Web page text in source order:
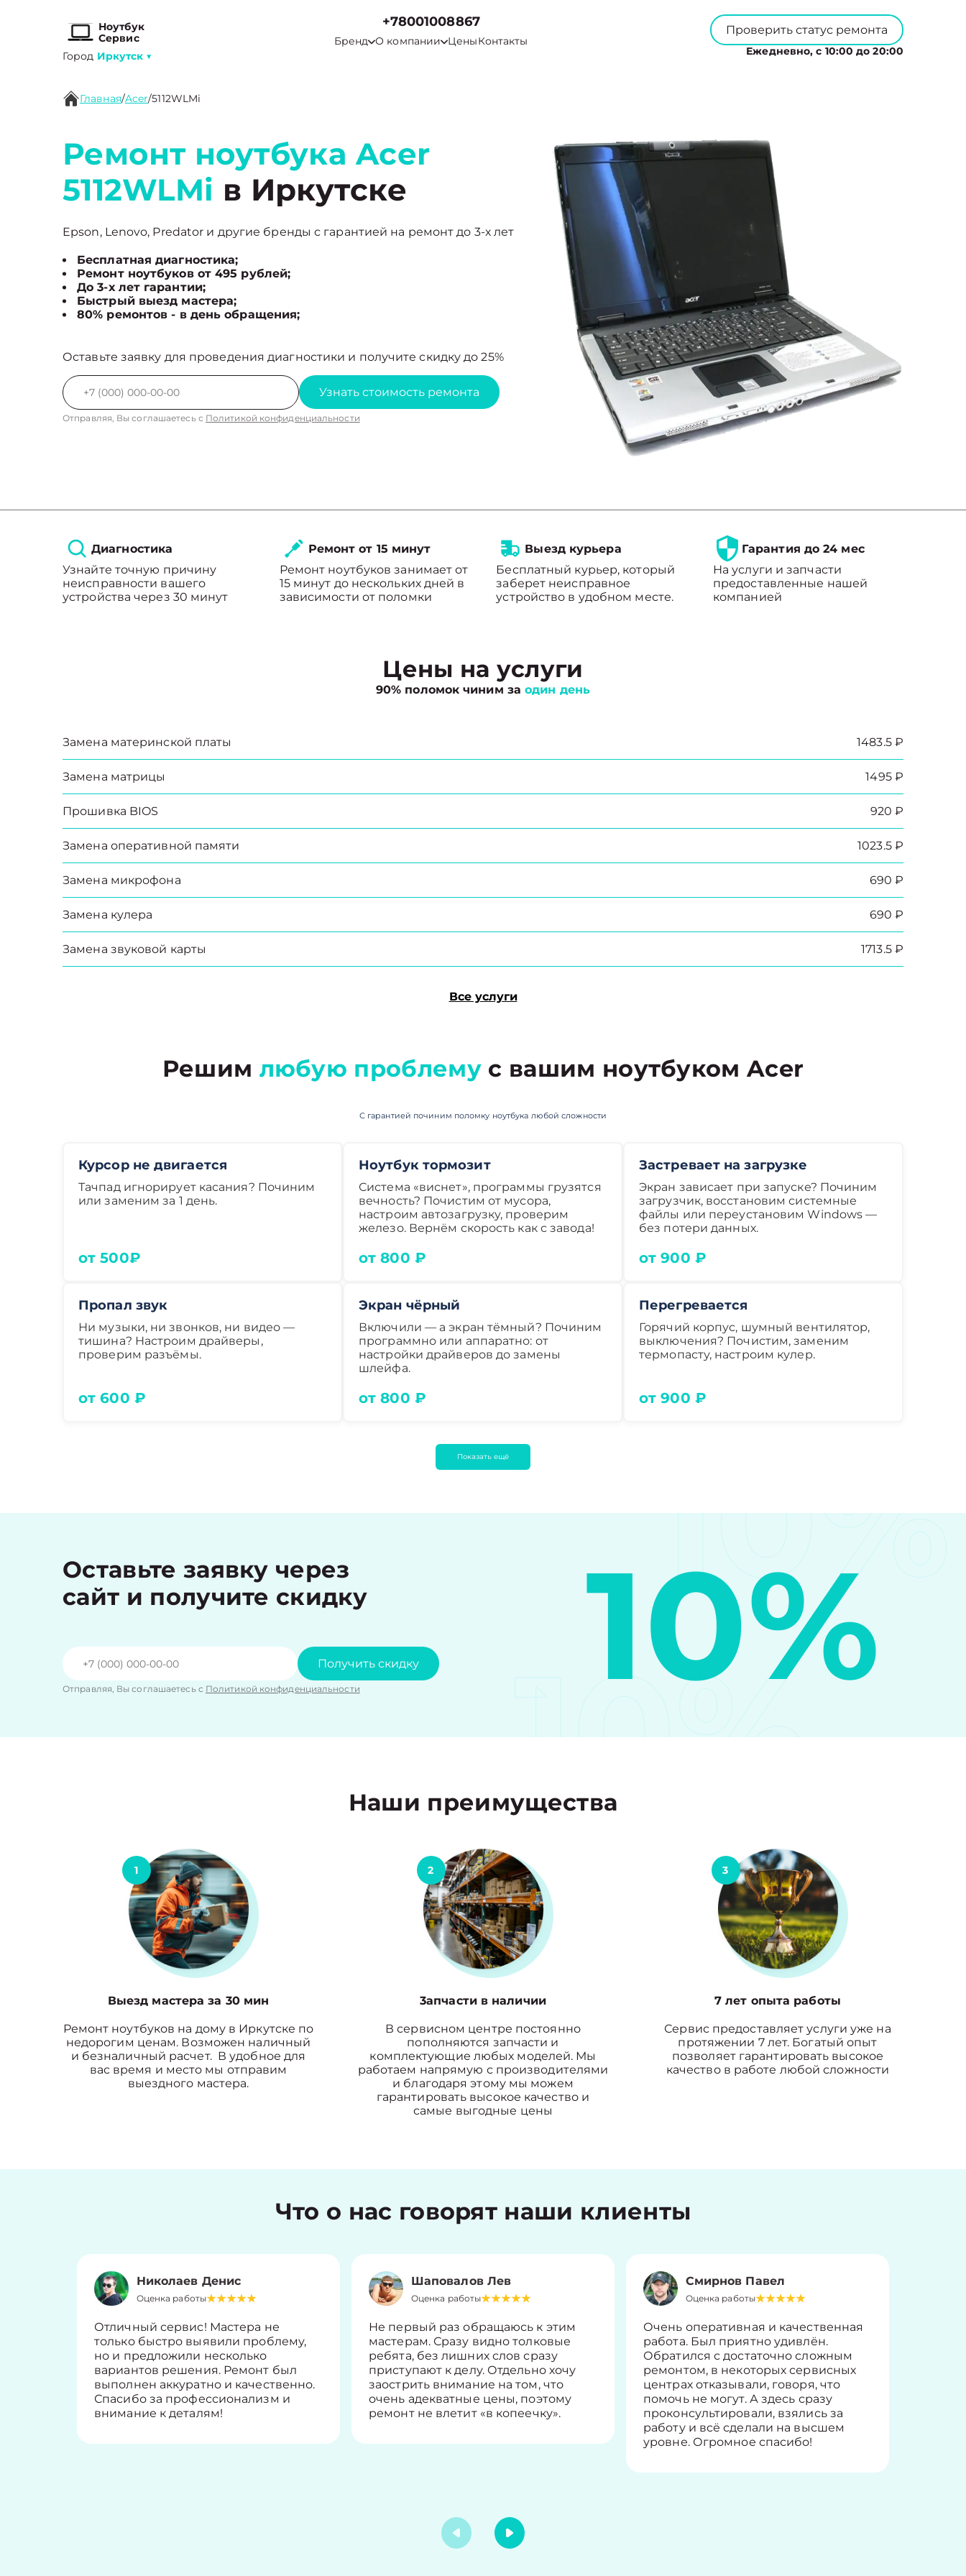
Ноутбук
Сервис
Город Иркутск ▼
+78001008867
Бренд О компании ЦеныКонтакты
Проверить статус ремонта
Ежедневно, с 10:00 до 20:00
Главная/Acer/5112WLMi
Ремонт ноутбука Acer
5112WLMi в Иркутске
Epson, Lenovo, Predator и другие бренды с гарантией на ремонт до 3-х лет
Бесплатная диагностика;
Ремонт ноутбуков от 495 рублей;
До 3-х лет гарантии;
Быстрый выезд мастера;
80% ремонтов - в день обращения;
Оставьте заявку для проведения диагностики и получите скидку до 25%
Узнать стоимость ремонта
Отправляя, Вы соглашаетесь с Политикой конфиденциальности
Диагностика
Узнайте точную причину
неисправности вашего
устройства через 30 минут
Ремонт от 15 минут
Ремонт ноутбуков занимает от
15 минут до нескольких дней в
зависимости от поломки
Выезд курьера
Бесплатный курьер, который
заберет неисправное
устройство в удобном месте.
Гарантия до 24 мес
На услуги и запчасти
предоставленные нашей
компанией
Цены на услуги
90% поломок чиним заодин день
Замена материнской платы 1483.5 ₽
Замена матрицы 1495 ₽
Прошивка BIOS 920 ₽
Замена оперативной памяти 1023.5 ₽
Замена микрофона 690 ₽
Замена кулера 690 ₽
Замена звуковой карты 1713.5 ₽
Все услуги
Решим любую проблему с вашим ноутбуком Acer
С гарантией починим поломку ноутбука любой сложности
Курсор не двигается
Тачпад игнорирует касания? Починим
или заменим за 1 день.
от 500₽
Ноутбук тормозит
Система «виснет», программы грузятся
вечность? Почистим от мусора,
настроим автозагрузку, проверим
железо. Вернём скорость как с завода!
от 800 ₽
Застревает на загрузке
Экран зависает при запуске? Починим
загрузчик, восстановим системные
файлы или переустановим Windows —
без потери данных.
от 900 ₽
Пропал звук
Ни музыки, ни звонков, ни видео —
тишина? Настроим драйверы,
проверим разъёмы.
от 600 ₽
Экран чёрный
Включили — а экран тёмный? Починим
программно или аппаратно: от
настройки драйверов до замены
шлейфа.
от 800 ₽
Перегревается
Горячий корпус, шумный вентилятор,
выключения? Почистим, заменим
термопасту, настроим кулер.
от 900 ₽
Показать ещё
Оставьте заявку через
сайт и получите скидку
Получить скидку
Отправляя, Вы соглашаетесь с Политикой конфиденциальности 10%
10%
10%
Наши преимущества
1
Выезд мастера за 30 мин
Ремонт ноутбуков на дому в Иркутске по
недорогим ценам. Возможен наличный
и безналичный расчет. В удобное для
вас время и место мы отправим
выездного мастера.
2
3апчасти в наличии
В сервисном центре постоянно
пополняются запчасти и
комплектующие любых моделей. Мы
работаем напрямую с производителями
и благодаря этому мы можем
гарантировать высокое качество и
самые выгодные цены
3
7 лет опыта работы
Сервис предоставляет услуги уже на
протяжении 7 лет. Богатый опыт
позволяет гарантировать высокое
качество в работе любой сложности
Что о нас говорят наши клиенты
Николаев Денис
Оценка работы
Отличный сервис! Мастера не
только быстро выявили проблему,
но и предложили несколько
вариантов решения. Ремонт был
выполнен аккуратно и качественно.
Спасибо за профессионализм и
внимание к деталям!
Шаповалов Лев
Оценка работы
Не первый раз обращаюсь к этим
мастерам. Сразу видно толковые
ребята, без лишних слов сразу
приступают к делу. Отдельно хочу
заострить внимание на том, что
очень адекватные цены, поэтому
ремонт не влетит «в копеечку».
Смирнов Павел
Оценка работы
Очень оперативная и качественная
работа. Был приятно удивлён.
Обратился с достаточно сложным
ремонтом, в некоторых сервисных
центрах отказывали, говоря, что
помочь не могут. А здесь сразу
проконсультировали, взялись за
работу и всё сделали на высшем
уровне. Огромное спасибо!